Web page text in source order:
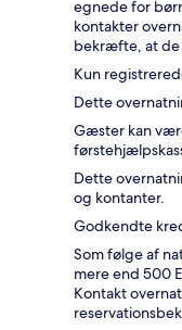
egnede for
kontakter
bekræfte, at de
Kun
Dette
Gæster kan
Dette
og kontanter.
Godkendte
Som følge af
mere end 500
Kontakt